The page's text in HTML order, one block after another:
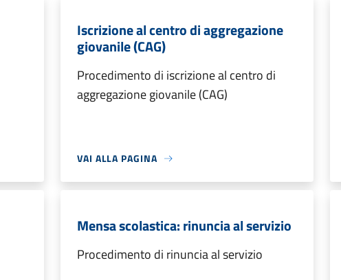
Iscrizione al centro di aggregazione
giovanile (CAG)
Procedimento di iscrizione al centro di
aggregazione giovanile (CAG)
VAI ALLA PAGINA
Mensa scolastica: rinuncia al servizio
Procedimento di rinuncia al servizio